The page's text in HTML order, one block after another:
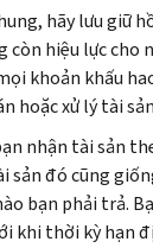
hãy lưu giữ
còn hiệu lực cho
khoản khấu
hoặc xử lý tài
nhận tài sản
sản đó cũng
bạn phải trả.
khi thời kỳ hạn